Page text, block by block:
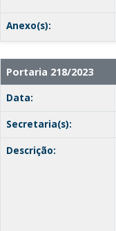
Anexo(s):
Portaria 218/2023
Data:
Secretaria(s):
Descrição: